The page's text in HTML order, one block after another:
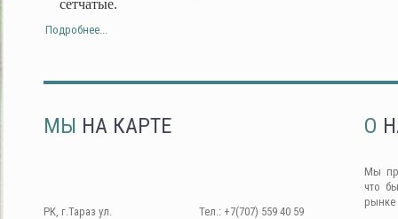
сетчатые.
Подробнее...
МЫ НА КАРТЕ
РК, г.Тараз ул.
Тел.: +7(707) 559 40 59
О
Мы
что
рынке